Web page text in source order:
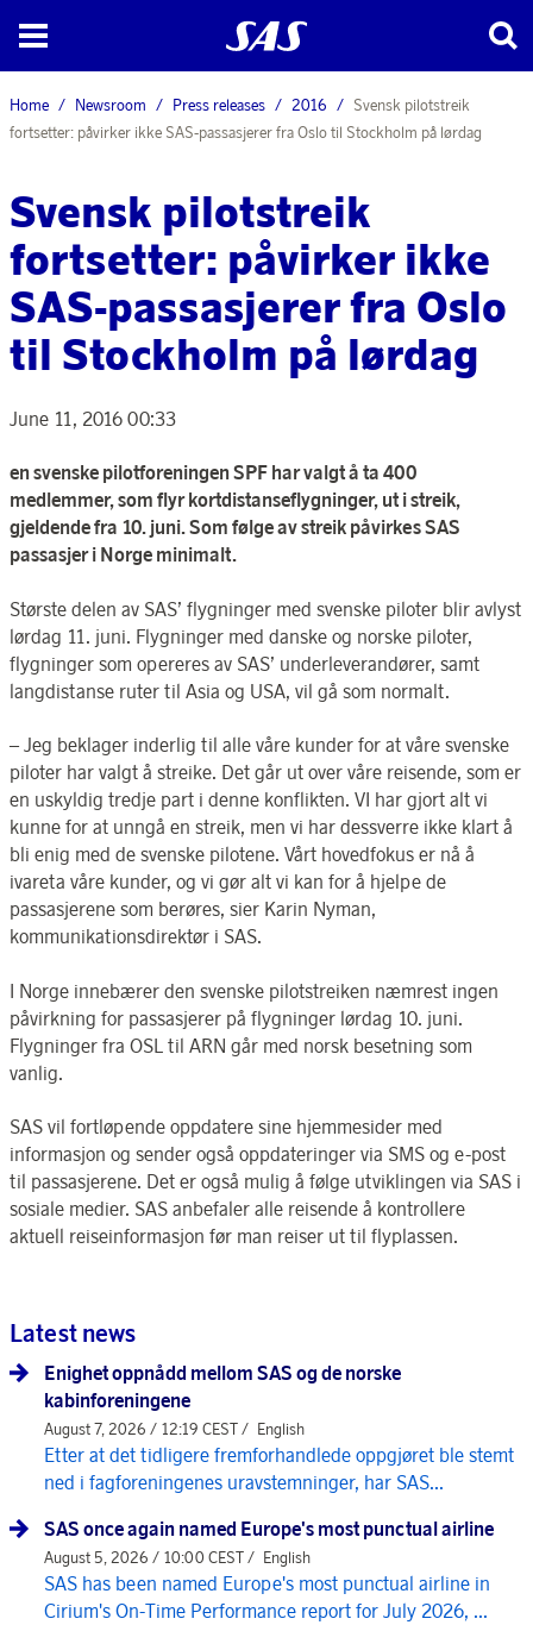
Home Newsroom Press releases 2016
Svensk pilotstreik
fortsetter: påvirker ikke SAS-passasjerer fra Oslo til Stockholm på lørdag
Svensk pilotstreik
fortsetter: påvirker ikke
SAS-passasjerer fra Oslo
til Stockholm på lørdag
June 11, 2016 00:33
en svenske pilotforeningen SPF har valgt å ta 400
medlemmer, som flyr kortdistanseflygninger, ut i streik,
gjeldende fra 10. juni. Som følge av streik påvirkes SAS
passasjer i Norge minimalt.
Største delen av SAS’ flygninger med svenske piloter blir avlyst
lørdag 11. juni. Flygninger med danske og norske piloter,
flygninger som opereres av SAS’ underleverandører, samt
langdistanse ruter til Asia og USA, vil gå som normalt.
– Jeg beklager inderlig til alle våre kunder for at våre svenske
piloter har valgt å streike. Det går ut over våre reisende, som er
en uskyldig tredje part i denne konflikten. VI har gjort alt vi
kunne for at unngå en streik, men vi har dessverre ikke klart å
bli enig med de svenske pilotene. Vårt hovedfokus er nå å
ivareta våre kunder, og vi gør alt vi kan for å hjelpe de
passasjerene som berøres, sier Karin Nyman,
kommunikationsdirektør i SAS.
I Norge innebærer den svenske pilotstreiken næmrest ingen
påvirkning for passasjerer på flygninger lørdag 10. juni.
Flygninger fra OSL til ARN går med norsk besetning som
vanlig.
SAS vil fortløpende oppdatere sine hjemmesider med
informasjon og sender også oppdateringer via SMS og e-post
til passasjerene. Det er også mulig å følge utviklingen via SAS i
sosiale medier. SAS anbefaler alle reisende å kontrollere
aktuell reiseinformasjon før man reiser ut til flyplassen.
Latest news
Enighet oppnådd mellom SAS og de norske
kabinforeningene
August 7, 2026 / 12:19 CEST / English
Etter at det tidligere fremforhandlede oppgjøret ble stemt
ned i fagforeningenes uravstemninger, har SAS...
SAS once again named Europe's most punctual airline
August 5, 2026 / 10:00 CEST / English
SAS has been named Europe's most punctual airline in
Cirium's On-Time Performance report for July 2026, ...